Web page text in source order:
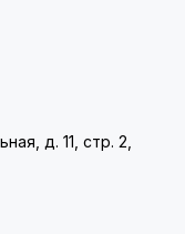
д. 11, стр. 2,